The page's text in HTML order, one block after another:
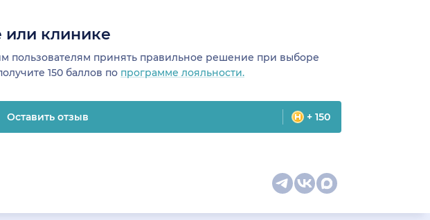
или клинике
пользователям принять правильное решение при выборе
150 баллов по программе лояльности.
Оставить отзыв + 150